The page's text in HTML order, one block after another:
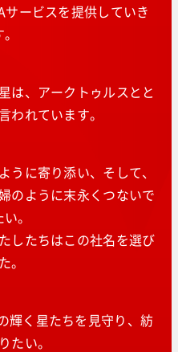
ービスを提供していき
は、アークトゥルスとと
われています。
に寄り添い、そして、
のように末永くつないで
。
したちはこの社名を選び
。
輝く星たちを見守り、紡
たい。